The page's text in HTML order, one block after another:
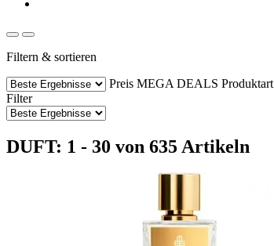
Filtern & sortieren
Preis MEGA DEALS Produktart
Filter
DUFT: 1 - 30 von 635 Artikeln